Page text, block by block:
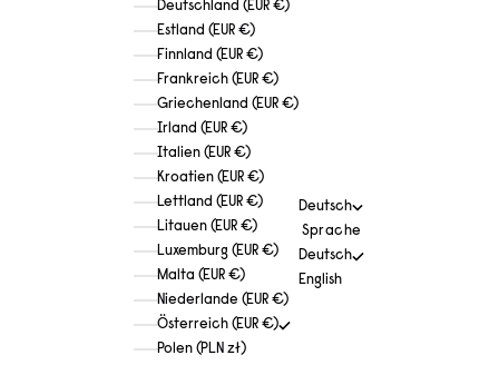
Deutschland (EUR €)
Estland (EUR €)
Finnland (EUR €)
Frankreich (EUR €)
Griechenland (EUR €)
Irland (EUR €)
Italien (EUR €)
Kroatien (EUR €)
Lettland (EUR €)
Litauen (EUR €)
Luxemburg (EUR €)
Malta (EUR €)
Niederlande (EUR €)
Österreich (EUR €)
Polen (PLN zł)
Deutsch
Sprache
Deutsch
English